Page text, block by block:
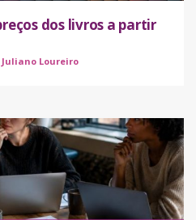
dos livros a partir
Juliano Loureiro